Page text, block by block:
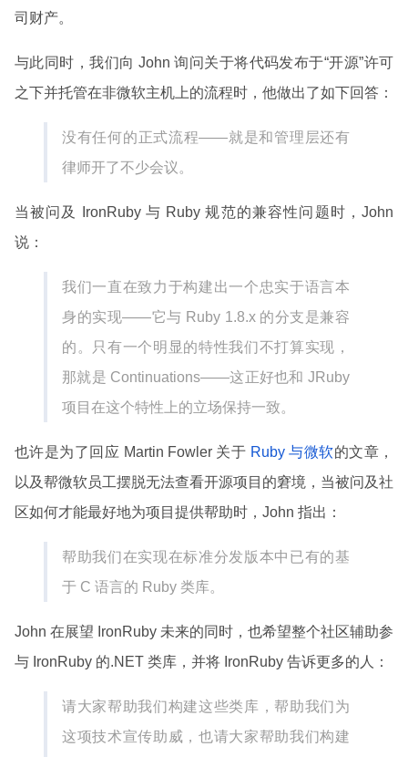
司财产。
与此同时，我们向 John 询问关于将代码发布于“开源”许可
之下并托管在非微软主机上的流程时，他做出了如下回答：
没有任何的正式流程——就是和管理层还有
律师开了不少会议。
当被问及 IronRuby 与 Ruby 规范的兼容性问题时，John
说：
我们一直在致力于构建出一个忠实于语言本
身的实现——它与 Ruby 1.8.x 的分支是兼容
的。只有一个明显的特性我们不打算实现，
那就是 Continuations——这正好也和 JRuby
项目在这个特性上的立场保持一致。
也许是为了回应 Martin Fowler 关于 Ruby 与微软的文章，
以及帮微软员工摆脱无法查看开源项目的窘境，当被问及社
区如何才能最好地为项目提供帮助时，John 指出：
帮助我们在实现在标准分发版本中已有的基
于 C 语言的 Ruby 类库。
John 在展望 IronRuby 未来的同时，也希望整个社区辅助参
与 IronRuby 的.NET 类库，并将 IronRuby 告诉更多的人：
请大家帮助我们构建这些类库，帮助我们为
这项技术宣传助威，也请大家帮助我们构建